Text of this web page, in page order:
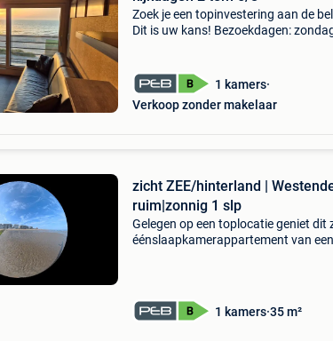
Zoek je een topinvestering aan de
Dit is uw kans! Bezoekdagen:
instapklare
1 kamers
Verkoop zonder makelaar
zicht ZEE/hinterland |
ruim|zonnig 1 slp
Gelegen op een toplocatie geniet dit
éénslaapkamerappartement van
1 kamers 35 m²